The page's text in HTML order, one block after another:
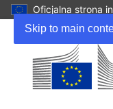
Skip to main
Oficjalna strona